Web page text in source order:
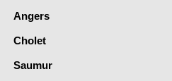
Angers
Cholet
Saumur